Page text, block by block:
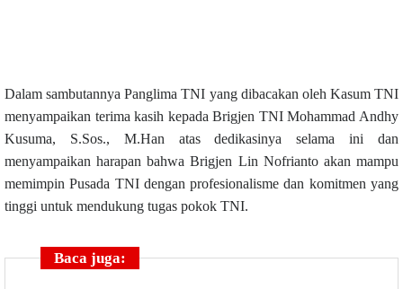
Dalam sambutannya Panglima TNI yang dibacakan oleh Kasum TNI
menyampaikan terima kasih kepada Brigjen TNI Mohammad Andhy
Kusuma, S.Sos., M.Han atas dedikasinya selama ini dan
menyampaikan harapan bahwa Brigjen Lin Nofrianto akan mampu
memimpin Pusada TNI dengan profesionalisme dan komitmen yang
tinggi untuk mendukung tugas pokok TNI.
Baca juga: